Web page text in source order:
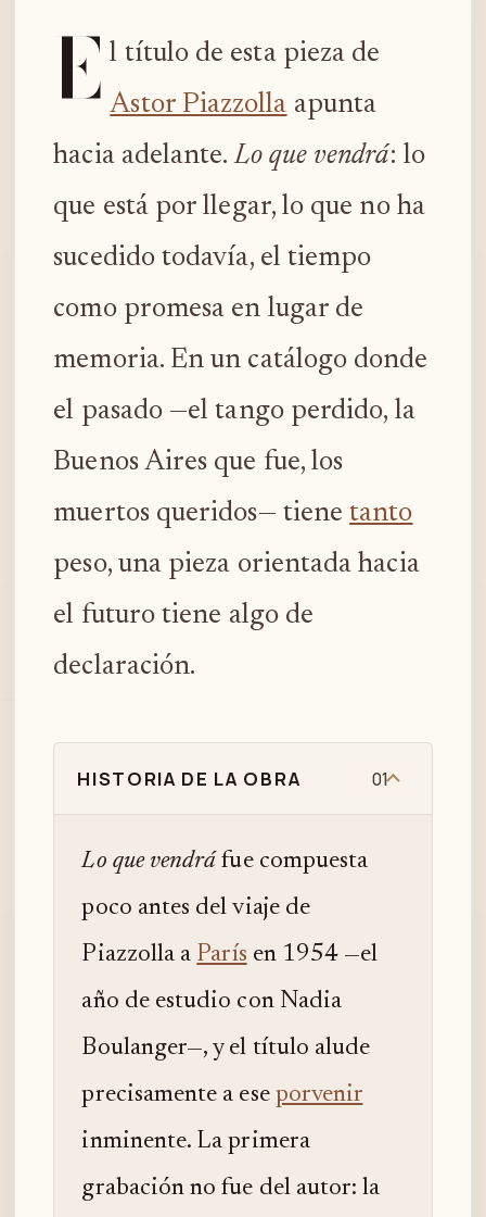
E l título de esta pieza de
Astor Piazzolla apunta
hacia adelante.Lo que vendrá: lo
que está por llegar, lo que no ha
sucedido todavía, el tiempo
como promesa en lugar de
memoria. En un catálogo donde
el pasado —el tango perdido, la
Buenos Aires que fue, los
muertos queridos— tienetanto
peso, una pieza orientada hacia
el futuro tiene algo de
declaración.
HISTORIA DE LA OBRA 01
Lo que vendrá fue compuesta
poco antes del viaje de
Piazzolla a París en 1954 —el
año de estudio con Nadia
Boulanger—, y el título alude
precisamente a ese porvenir
inminente. La primera
grabación no fue del autor: la